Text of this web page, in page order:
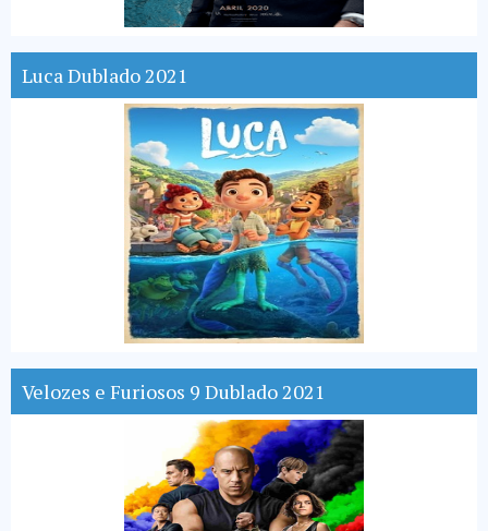
Luca Dublado 2021
Velozes e Furiosos 9 Dublado 2021